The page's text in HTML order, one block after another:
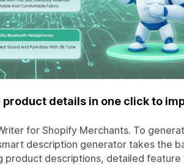
product details in one click to
for Shopify Merchants. To
description generator takes the
descriptions, detailed feature